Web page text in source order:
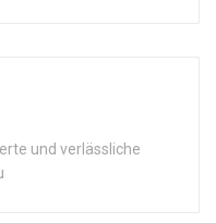
und verlässliche